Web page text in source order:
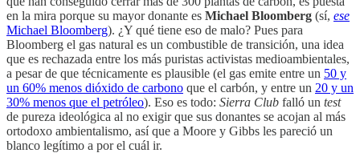
en la mira porque su mayor donante es Michael Bloomberg (sí, ese
Michael Bloomberg). ¿Y qué tiene eso de malo? Pues para
Bloomberg el gas natural es un combustible de transición, una idea
que es rechazada entre los más puristas activistas medioambientales,
a pesar de que técnicamente es plausible (el gas emite entre un 50 y
un 60% menos dióxido de carbono que el carbón, y entre un 20 y un
30% menos que el petróleo). Eso es todo: Sierra Club falló un test
de pureza ideológica al no exigir que sus donantes se acojan al más
ortodoxo ambientalismo, así que a Moore y Gibbs les pareció un
blanco legítimo a por el cuál ir.